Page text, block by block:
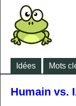
Idées Mots
Humain vs.